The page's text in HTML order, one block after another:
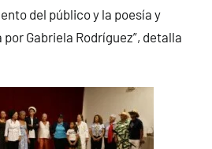
del público y la poesía y
Gabriela Rodríguez”, detalla